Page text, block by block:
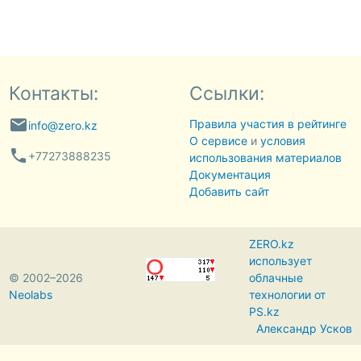
Контакты:
emailinfo@zero.kz
phone +77273888235
Ссылки:
Правила участия в рейтинге
О сервисеи условия
использования материалов
Документация
Добавить сайт
© 2002–2026
Neolabs
ZERO.kz
использует
облачные
технологии от
PS.kz
Александр Усков